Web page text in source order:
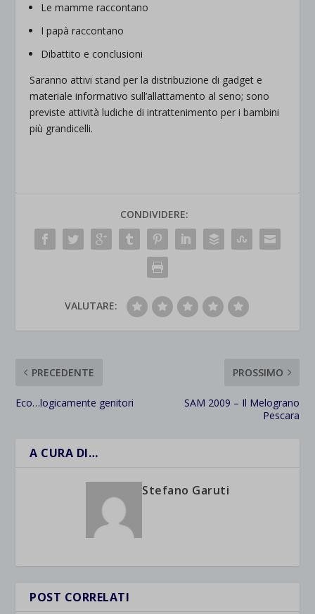
Le mamme raccontano
I papà raccontano
Dibattito e conclusioni
Saranno attivi stand per la distribuzione di gadget e
materiale informativo sull’allattamento al seno; sono
previste attività ludiche di intrattenimento per i bambini
più grandicelli.
CONDIVIDERE:
VALUTARE:
PRECEDENTE
Eco…logicamente genitori
PROSSIMO
SAM 2009 – Il Melograno
Pescara
A CURA DI…
Stefano Garuti
POST CORRELATI